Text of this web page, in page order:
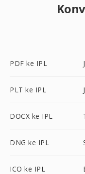
PDF ke IPL
PLT ke IPL
DOCX ke IPL
DNG ke IPL
ICO ke IPL